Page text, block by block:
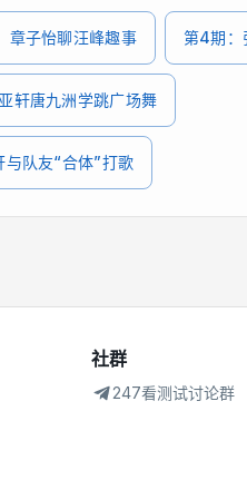
章子怡聊汪峰趣事 第4期：
轩唐九洲学跳广场舞
队友“合体”打歌
社群
247看测试讨论群